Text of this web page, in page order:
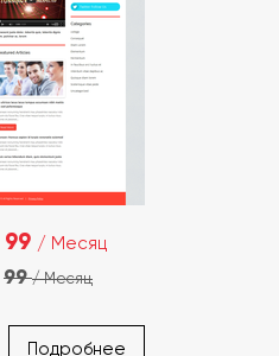
99 / Месяц
99/ Месяц
Подробнее